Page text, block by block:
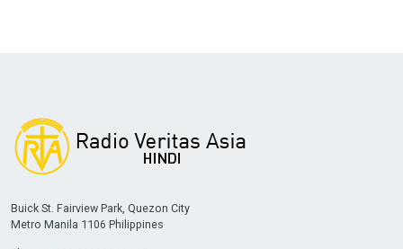
Buick St. Fairview Park, Quezon City
Metro Manila 1106 Philippines